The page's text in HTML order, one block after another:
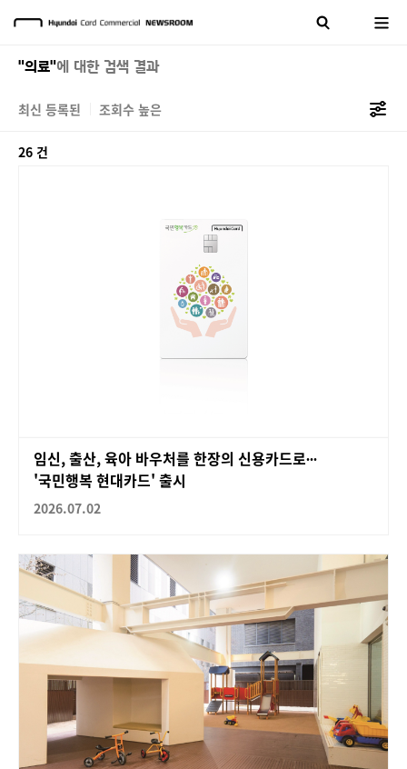
"의료"에 대한 검색 결과
최신 등록된 조회수 높은
26 건
임신, 출산, 육아 바우처를 한장의 신용카드로∙∙∙
'국민행복 현대카드' 출시
2026.07.02